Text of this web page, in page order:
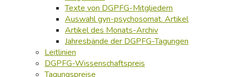
Texte von DGPFG-Mitgliedern
Auswahl gyn-psychosomat. Artikel
Artikel des Monats-Archiv
Jahresbände der DGPFG-Tagungen
Leitlinien
DGPFG-Wissenschaftspreis
Tagungspreise